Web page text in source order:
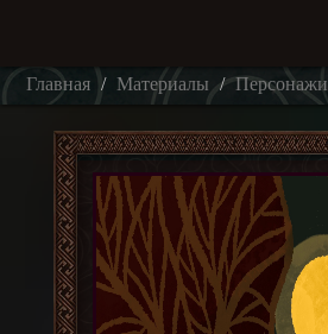
Главная Материалы Персонажи